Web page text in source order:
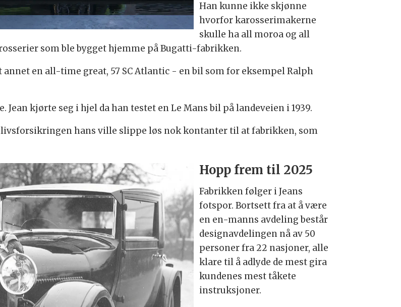
Han kunne ikke skjønne
hvorfor karosserimakerne
skulle ha all moroa og all
som ble bygget hjemme på Bugatti-fabrikken.
en all-time great, 57 SC Atlantic - en bil som for eksempel Ralph
kjørte seg i hjel da han testet en Le Mans bil på landeveien i 1939.
hans ville slippe løs nok kontanter til at fabrikken, som
Hopp frem til 2025
Fabrikken følger i Jeans
fotspor. Bortsett fra at å være
en en-manns avdeling består
designavdelingen nå av 50
personer fra 22 nasjoner, alle
klare til å adlyde de mest gira
kundenes mest tåkete
instruksjoner.